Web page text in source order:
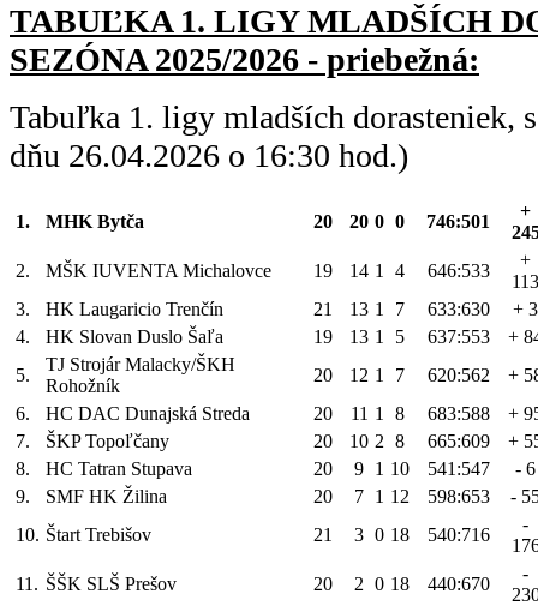
TABUĽKA 1. LIGY MLADŠÍCH
SEZÓNA 2025/2026 - priebežná:
Tabuľka 1. ligy mladších dorasteniek,
dňu 26.04.2026 o 16:30 hod.)
1. MHK Bytča 20 20 0 0 746:501
+
2.
MŠK IUVENTA Michalovce 19 14 1 4 646:533
+
113
3.
HK Laugaricio Trenčín 21 13 1 7 633:630
+ 3
4.
HK Slovan Duslo Šaľa 19 13 1 5 637:553
+
5.
TJ Strojár Malacky/ŠKH
Rohožník
20 12 1 7 620:562
+
6.
HC DAC Dunajská Streda 20 11 1 8 683:588
+
7.
ŠKP Topoľčany 20 10 2 8 665:609
+
8.
HC Tatran Stupava 20 9 1 10 541:547
- 6
9.
SMF HK Žilina 20 7 1 12 598:653
-
10. Štart Trebišov 21 3 0 18 540:716
-
11. ŠŠK SLŠ Prešov 20 2 0 18 440:670
-